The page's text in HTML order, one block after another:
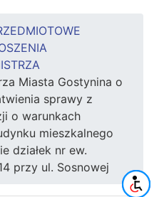
Miasta Gostynina o
sprawy z
o warunkach
mieszkalnego
działek nr ew.
przy ul. Sosnowej